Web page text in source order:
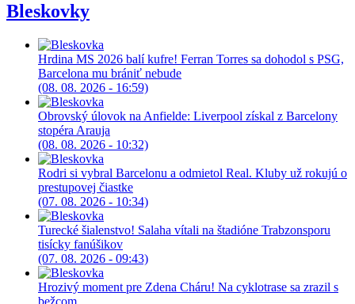
Bleskovky
Hrdina MS 2026 balí kufre! Ferran Torres sa dohodol s PSG,
Barcelona mu brániť nebude
(08. 08. 2026 - 16:59)
Obrovský úlovok na Anfielde: Liverpool získal z Barcelony
stopéra Arauja
(08. 08. 2026 - 10:32)
Rodri si vybral Barcelonu a odmietol Real. Kluby už rokujú o
prestupovej čiastke
(07. 08. 2026 - 10:34)
Turecké šialenstvo! Salaha vítali na štadióne Trabzonsporu
tisícky fanúšikov
(07. 08. 2026 - 09:43)
Hrozivý moment pre Zdena Cháru! Na cyklotrase sa zrazil s
bežcom